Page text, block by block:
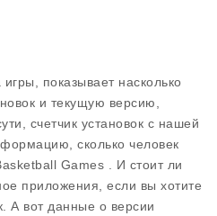
показывает насколько
и текущую версию,
счетчик установок с нашей
сколько человек
Games . И стоит ли
приложения, если вы хотите
А вот данные о версии